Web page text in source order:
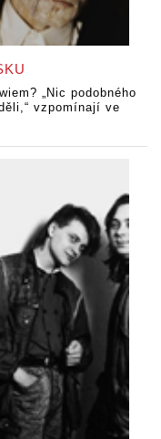
„Nic podobného
vzpomínají ve